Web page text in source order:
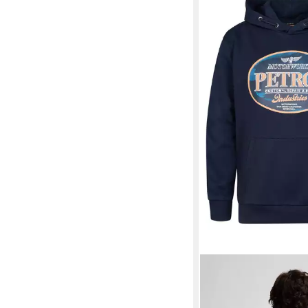
PETROL
Obregón mit Kapuze